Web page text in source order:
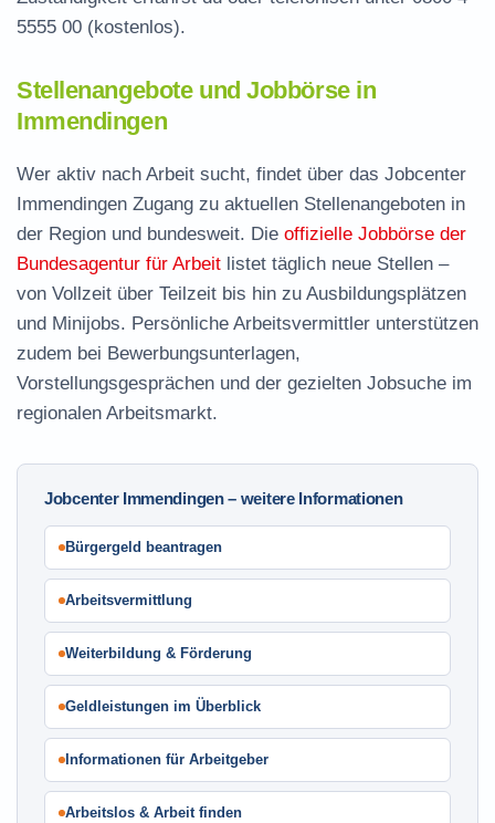
5555 00 (kostenlos).
Stellenangebote und Jobbörse in
Immendingen
Wer aktiv nach Arbeit sucht, findet über das Jobcenter
Immendingen Zugang zu aktuellen Stellenangeboten in
der Region und bundesweit. Die offizielle Jobbörse der
Bundesagentur für Arbeit listet täglich neue Stellen –
von Vollzeit über Teilzeit bis hin zu Ausbildungsplätzen
und Minijobs. Persönliche Arbeitsvermittler unterstützen
zudem bei Bewerbungsunterlagen,
Vorstellungsgesprächen und der gezielten Jobsuche im
regionalen Arbeitsmarkt.
Jobcenter Immendingen – weitere Informationen
Bürgergeld beantragen
Arbeitsvermittlung
Weiterbildung & Förderung
Geldleistungen im Überblick
Informationen für Arbeitgeber
Arbeitslos & Arbeit finden